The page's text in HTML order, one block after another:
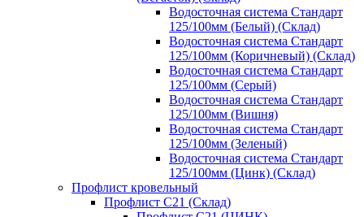
Водосточная система Стандарт
125/100мм (Белый) (Склад)
Водосточная система Стандарт
125/100мм (Коричневый) (Склад)
Водосточная система Стандарт
125/100мм (Серый)
Водосточная система Стандарт
125/100мм (Вишня)
Водосточная система Стандарт
125/100мм (Зеленый)
Водосточная система Стандарт
125/100мм (Цинк) (Склад)
Профлист кровельный
Профлист С21 (Склад)